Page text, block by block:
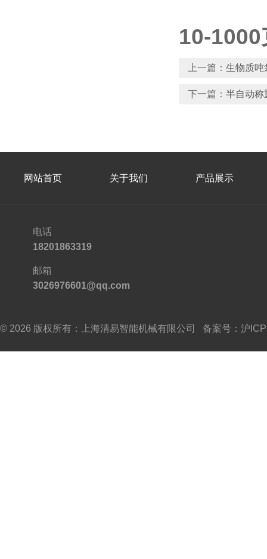
10-
上一篇： 生物质吨
下一篇： 半自动称
网站首页 关于我们 产品展示
电话
18201863319
邮箱
3026976601@qq.com
© 2026 版权所有：上海清易智能机械有限公司 备案号： 沪